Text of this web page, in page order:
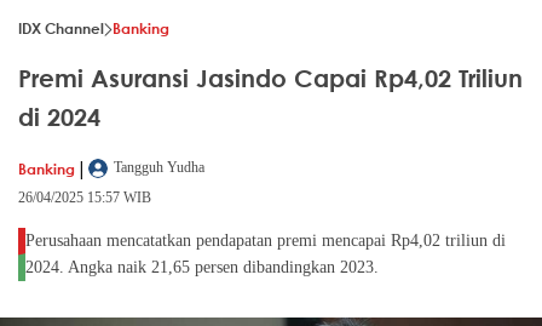
IDX Channel Banking
Premi Asuransi Jasindo Capai Rp4,02 Triliun
di 2024
Banking |
Tangguh Yudha
26/04/2025 15:57 WIB
Perusahaan mencatatkan pendapatan premi mencapai Rp4,02 triliun di
2024. Angka naik 21,65 persen dibandingkan 2023.